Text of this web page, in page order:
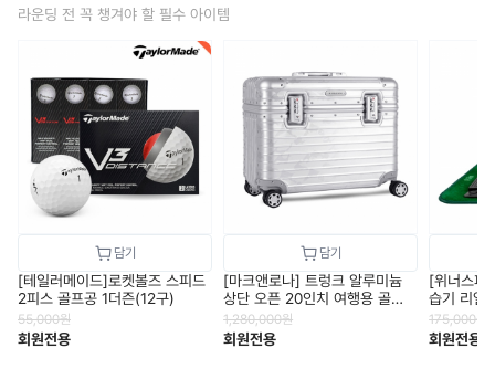
라운딩 전 꼭 챙겨야 할 필수 아이템
[테일러메이드]로켓볼즈 스피드
2피스 골프공 1더즌(12구)
55,000원
회원전용
[마크앤로나] 트렁크 알루미늄
상단 오픈 20인치 여행용 골프
캐리어
1,280,000원
회원전용
[위너스피
습기 리얼
175,000원
회원전용